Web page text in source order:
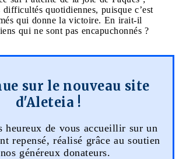
quotidiennes, puisque c’est
qui donne la victoire. En irait-il
qui ne sont pas encapuchonnés ?
sur le nouveau site
d'Aleteia !
heureux de vous accueillir sur un
repensé, réalisé grâce au soutien
généreux donateurs.